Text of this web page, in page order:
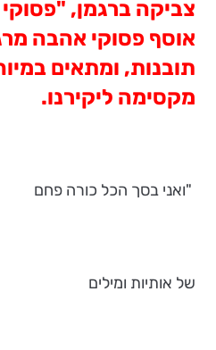
צביקה ברגמן,
אוסף פסוקי אהבה
תובנות, ומתאים
מקסימה ליקירנו.
"ואני בסך הכל כורה פחם
של אותיות ומילים